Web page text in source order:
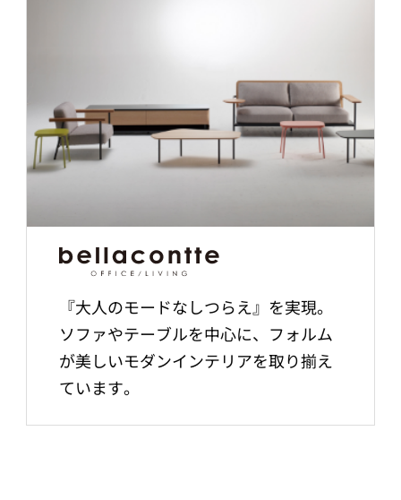
『大人のモードなしつらえ』を実現。
ソファやテーブルを中心に、フォルム
が美しいモダンインテリアを取り揃え
ています。